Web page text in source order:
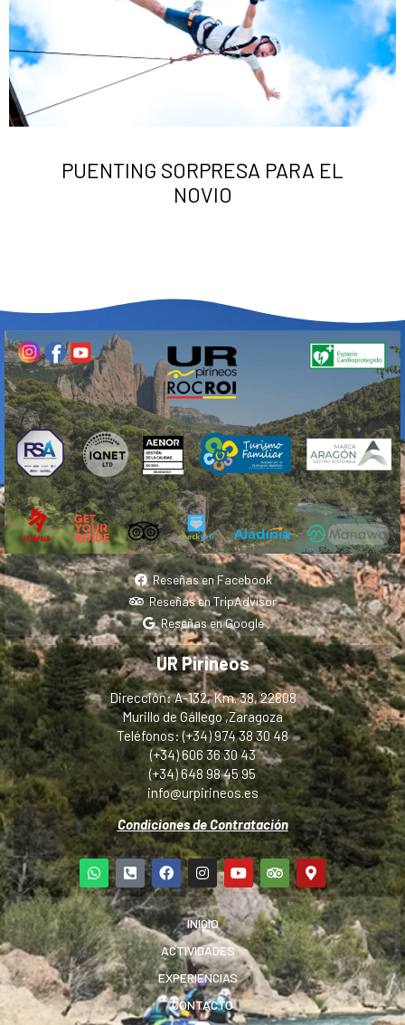
PUENTING SORPRESA PARA EL
NOVIO
Reseñas en Facebook
Reseñas en TripAdvisor
Reseñas en Google
UR Pirineos
Dirección: A-132, Km. 38, 22808
Murillo de Gállego ,Zaragoza
Teléfonos: (+34) 974 38 30 48
(+34) 606 36 30 43
(+34) 648 98 45 95
info@urpirineos.es
Condiciones de Contratación
INICIO
ACTIVIDADES
EXPERIENCIAS
CONTACTO